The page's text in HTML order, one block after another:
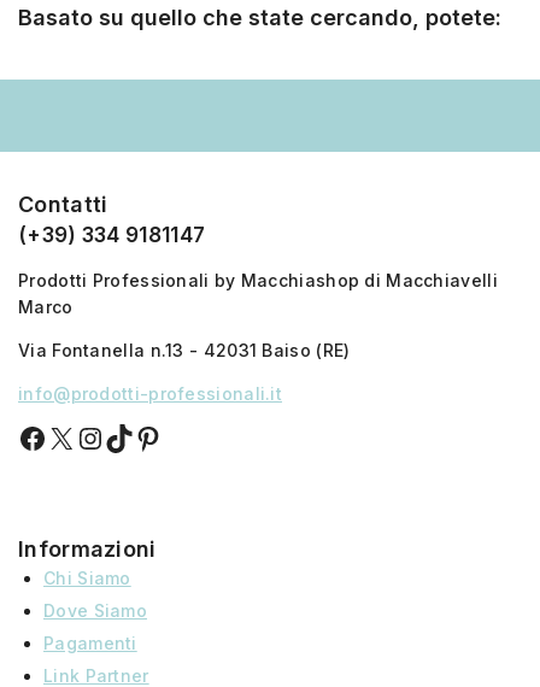
Basato su quello che state cercando, potete:
Contatti
(+39) 334 9181147
Prodotti Professionali by Macchiashop di Macchiavelli
Marco
Via Fontanella n.13 - 42031 Baiso (RE)
info@prodotti-professionali.it
Informazioni
Chi Siamo
Dove Siamo
Pagamenti
Link Partner